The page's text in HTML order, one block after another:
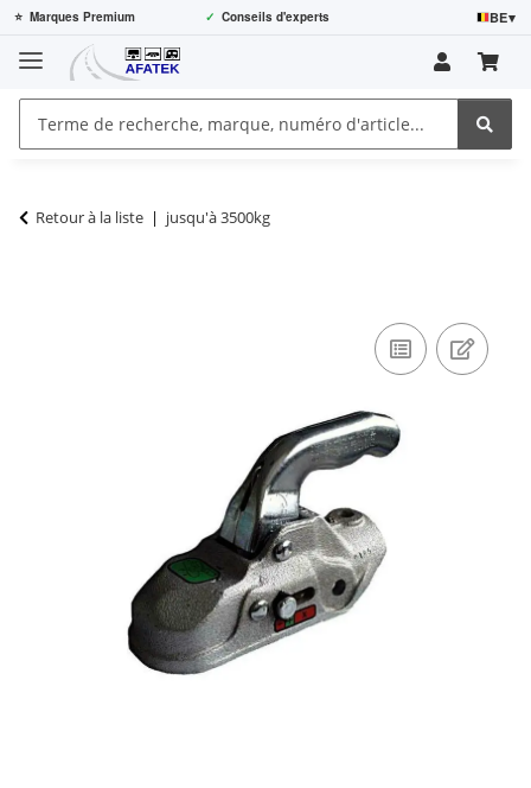
⭐ Marques Premium ✓ Conseils d'experts BE▾
Retour à la liste jusqu'à 3500kg